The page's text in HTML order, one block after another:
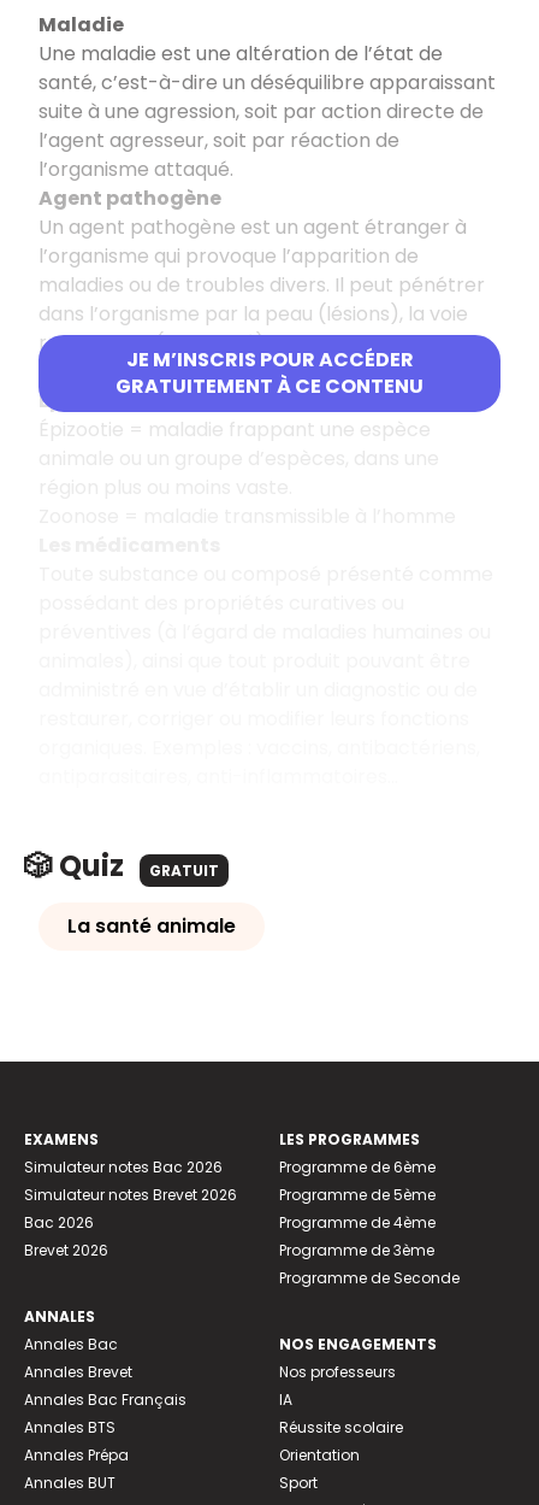
JE M’INSCRIS POUR ACCÉDER
GRATUITEMENT À CE CONTENU
Maladie
Une maladie est une altération de l’état de
santé, c’est-à-dire un déséquilibre apparaissant
suite à une agression, soit par action directe de
l’agent agresseur, soit par réaction de
l’organisme attaqué.
Agent pathogène
Un agent pathogène est un agent étranger à
l’organisme qui provoque l’apparition de
maladies ou de troubles divers. Il peut pénétrer
dans l’organisme par la peau (lésions), la voie
respiratoire (air inspiré), les voies oculaires,
génitales, digestives…
Épizootie et zoonose
Épizootie = maladie frappant une espèce
🎲 Quiz GRATUIT
La santé animale
EXAMENS
Simulateur notes Bac 2026
Simulateur notes Brevet 2026
Bac 2026
Brevet 2026
ANNALES
Annales Bac
Annales Brevet
Annales Bac Français
Annales BTS
Annales Prépa
Annales BUT
LES PROGRAMMES
Programme de 6ème
Programme de 5ème
Programme de 4ème
Programme de 3ème
Programme de Seconde
NOS ENGAGEMENTS
Nos professeurs
IA
Réussite scolaire
Orientation
Sport